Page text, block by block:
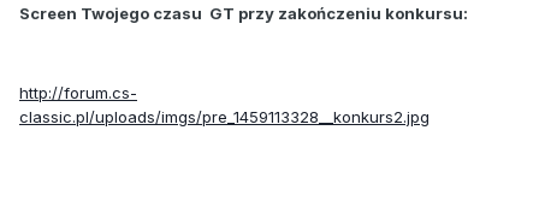
Screen Twojego czasu GT przy zakończeniu konkursu:
http://forum.cs-
classic.pl/uploads/imgs/pre_1459113328__konkurs2.jpg